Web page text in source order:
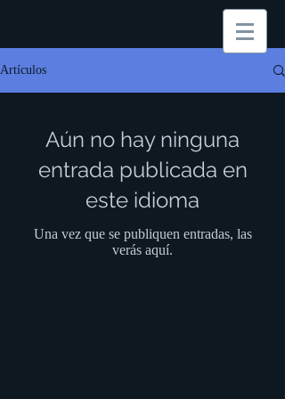
Artículos
Aún no hay ninguna
entrada publicada en
este idioma
Una vez que se publiquen entradas, las
verás aquí.